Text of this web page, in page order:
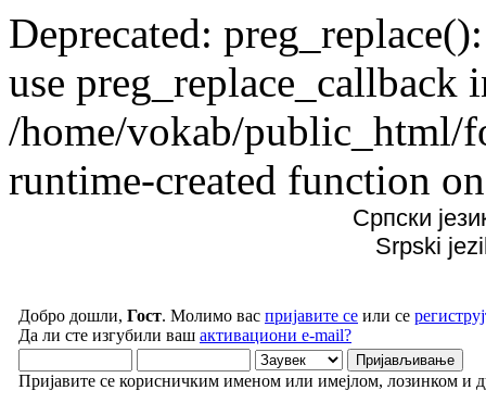
Deprecated:
use preg_replace_callback
/home/vokab/public_html/
runtime-created function
Српски
Srpski
Добро дошли, Гост. Молимо вас пријавите се или се
Да ли сте изгубили ваш активациони e-mail?
Пријавите се корисничким именом или имејлом, лозинком и